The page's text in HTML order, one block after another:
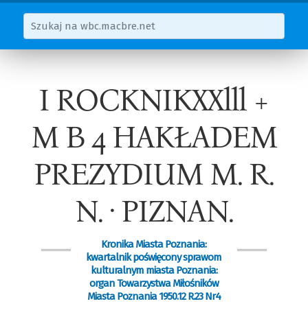
I ROCKNIKXXlll +
M B 4 HAKŁADEM
PREZYDIUM M. R.
N. · PIZNAN.
Kronika Miasta Poznania:
kwartalnik poświęcony sprawom
kulturalnym miasta Poznania:
organ Towarzystwa Miłośników
Miasta Poznania 1950.12 R.23 Nr4